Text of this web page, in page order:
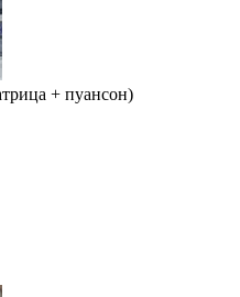
+ пуансон)